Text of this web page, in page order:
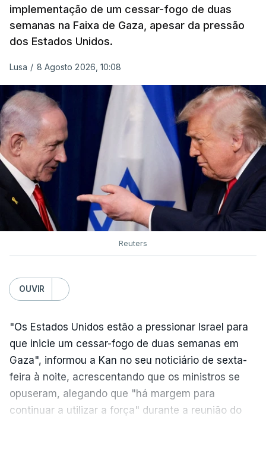
implementação de um cessar-fogo de duas
semanas na Faixa de Gaza, apesar da pressão
dos Estados Unidos.
Lusa / 8 Agosto 2026, 10:08
Reuters
OUVIR
"Os Estados Unidos estão a pressionar Israel para
que inicie um cessar-fogo de duas semanas em
Gaza", informou a Kan no seu noticiário de sexta-
feira à noite, acrescentando que os ministros se
opuseram, alegando que "há margem para
continuar a utilizar a força" durante a reunião do